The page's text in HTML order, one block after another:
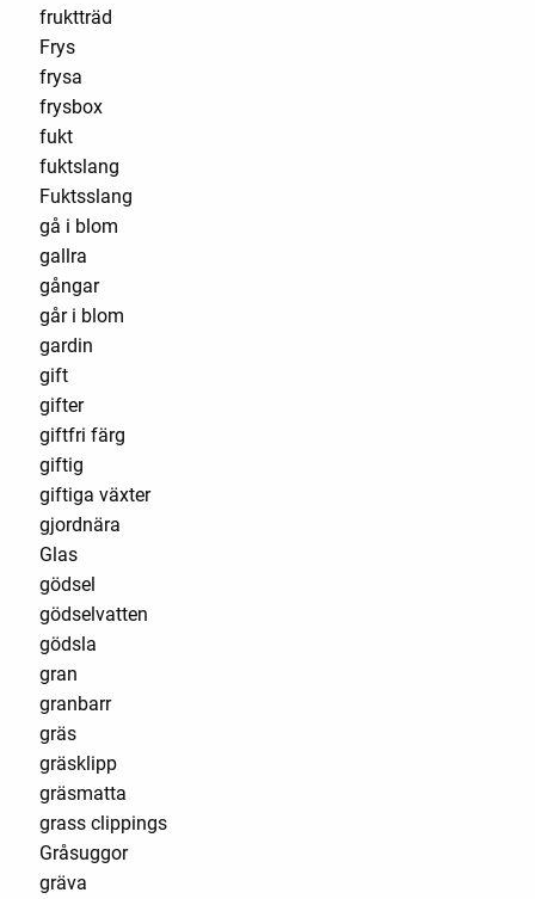
fruktträd
Frys
frysa
frysbox
fukt
fuktslang
Fuktsslang
gå i blom
gallra
gångar
går i blom
gardin
gift
gifter
giftfri färg
giftig
giftiga växter
gjordnära
Glas
gödsel
gödselvatten
gödsla
gran
granbarr
gräs
gräsklipp
gräsmatta
grass clippings
Gråsuggor
gräva